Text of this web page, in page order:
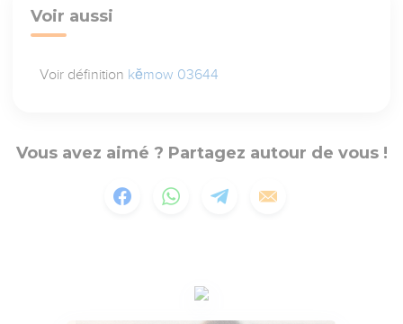
Voir aussi
Voir définition kĕmow 03644
Vous avez aimé ? Partagez autour de vous !